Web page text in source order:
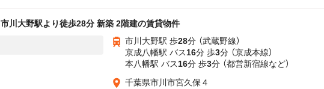
市川大野駅より徒歩28分 新築 2階建の賃貸物件
市川大野駅 歩28分 （武蔵野線）
京成八幡駅 バス16分 歩3分 （京成本線）
本八幡駅 バス16分 歩3分 （都営新宿線など）
千葉県市川市宮久保４